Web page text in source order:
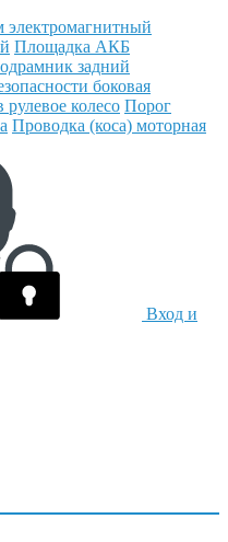
электромагнитный
Площадка АКБ
задний
боковая
колесо Порог
Проводка (коса) моторная
Вход и